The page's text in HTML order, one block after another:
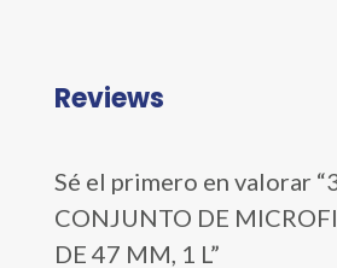
Reviews
Sé el primero en valorar
CONJUNTO DE
DE 47 MM, 1 L”